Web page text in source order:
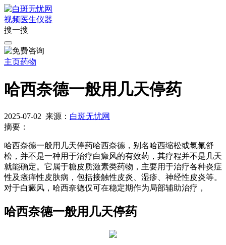
视频医生仪器
搜一搜
主页药物
哈西奈德一般用几天停药
2025-07-02 来源： 白斑无忧网
摘要：
哈西奈德一般用几天停药哈西奈德，别名哈西缩松或氯氟舒
松，并不是一种用于治疗白癜风的有效药，其疗程并不是几天
就能确定。它属于糖皮质激素类药物，主要用于治疗各种炎症
性及瘙痒性皮肤病，包括接触性皮炎、湿疹、神经性皮炎等。
对于白癜风，哈西奈德仅可在稳定期作为局部辅助治疗，
哈西奈德一般用几天停药